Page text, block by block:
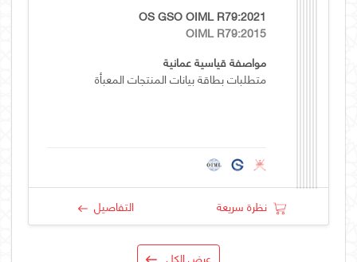
OS GSO OIML R79:2021
OIML R79:2015
مواصفة قياسية عمانية
متطلبات بطاقة بيانات المنتجات المعبأة
نظرة سريعة التفاصيل
عرض الكل